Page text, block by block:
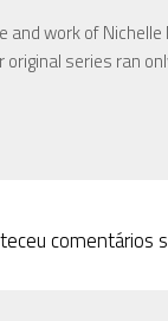
work of Nichelle
original series ran
comentários